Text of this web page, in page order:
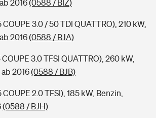
2016(0588 / BIZ)
3.0 / 50 TDI QUATTRO), 210 kW,
2016(0588 / BJA)
3.0 TFSI QUATTRO), 260 kW,
2016(0588 / BJB)
2.0 TFSI), 185 kW, Benzin,
(0588 / BJH)